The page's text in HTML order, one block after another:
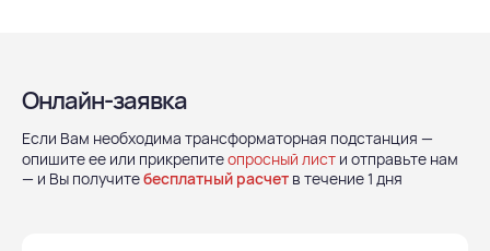
Онлайн-заявка
Если Вам необходима трансформаторная подстанция —
опишите ее или прикрепитеопросный лист и отправьте нам
— и Вы получитебесплатный расчет в течение 1 дня